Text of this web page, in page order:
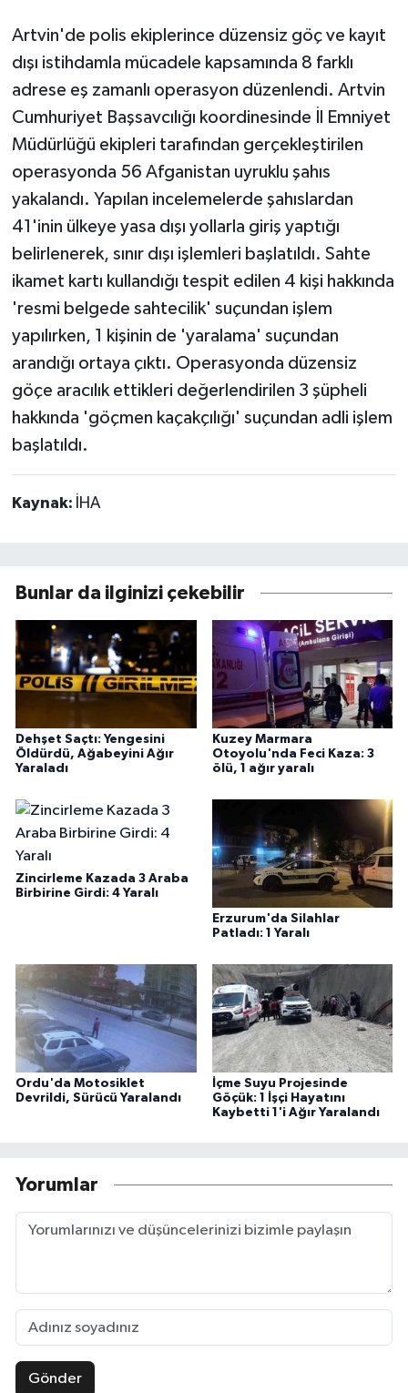
Artvin'de polis ekiplerince düzensiz göç ve kayıt
dışı istihdamla mücadele kapsamında 8 farklı
adrese eş zamanlı operasyon düzenlendi. Artvin
Cumhuriyet Başsavcılığı koordinesinde İl Emniyet
Müdürlüğü ekipleri tarafından gerçekleştirilen
operasyonda 56 Afganistan uyruklu şahıs
yakalandı. Yapılan incelemelerde şahıslardan
41'inin ülkeye yasa dışı yollarla giriş yaptığı
belirlenerek, sınır dışı işlemleri başlatıldı. Sahte
ikamet kartı kullandığı tespit edilen 4 kişi hakkında
'resmi belgede sahtecilik' suçundan işlem
yapılırken, 1 kişinin de 'yaralama' suçundan
arandığı ortaya çıktı. Operasyonda düzensiz
göçe aracılık ettikleri değerlendirilen 3 şüpheli
hakkında 'göçmen kaçakçılığı' suçundan adli işlem
başlatıldı.
Kaynak: İHA
Bunlar da ilginizi çekebilir
Dehşet Saçtı: Yengesini
Öldürdü, Ağabeyini Ağır
Yaraladı
Kuzey Marmara
Otoyolu'nda Feci Kaza: 3
ölü, 1 ağır yaralı
Zincirleme Kazada 3 Araba
Birbirine Girdi: 4 Yaralı
Erzurum'da Silahlar
Patladı: 1 Yaralı
Ordu'da Motosiklet
Devrildi, Sürücü Yaralandı
İçme Suyu Projesinde
Göçük: 1 İşçi Hayatını
Kaybetti 1'i Ağır Yaralandı
Yorumlar
Gönder